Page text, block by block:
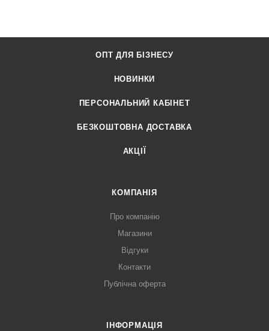
ОПТ ДЛЯ БІЗНЕСУ
НОВИНКИ
ПЕРСОНАЛЬНИЙ КАБІНЕТ
БЕЗКОШТОВНА ДОСТАВКА
АКЦІЇ
КОМПАНІЯ
Про компанію
Магазини
Відгуки
Контакти
Публічна оферта
ІНФОРМАЦІЯ